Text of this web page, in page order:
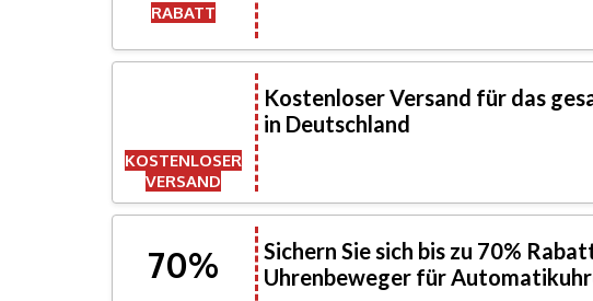
RABATT
KOSTENLOSER
VERSAND
Kostenloser Versand für das
in Deutschland
70%
Sichern Sie sich bis zu 70%
Uhrenbeweger für